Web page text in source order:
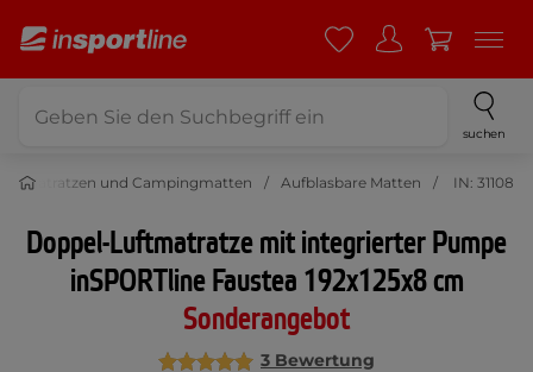
suchen
Matratzen und Campingmatten Aufblasbare Matten IN: 31108
Doppel-Luftmatratze mit integrierter Pumpe
inSPORTline Faustea 192x125x8 cm
Sonderangebot
3 Bewertung